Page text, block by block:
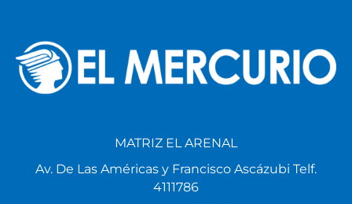
MATRIZ EL ARENAL
Av. De Las Américas y Francisco Ascázubi Telf.
4111786